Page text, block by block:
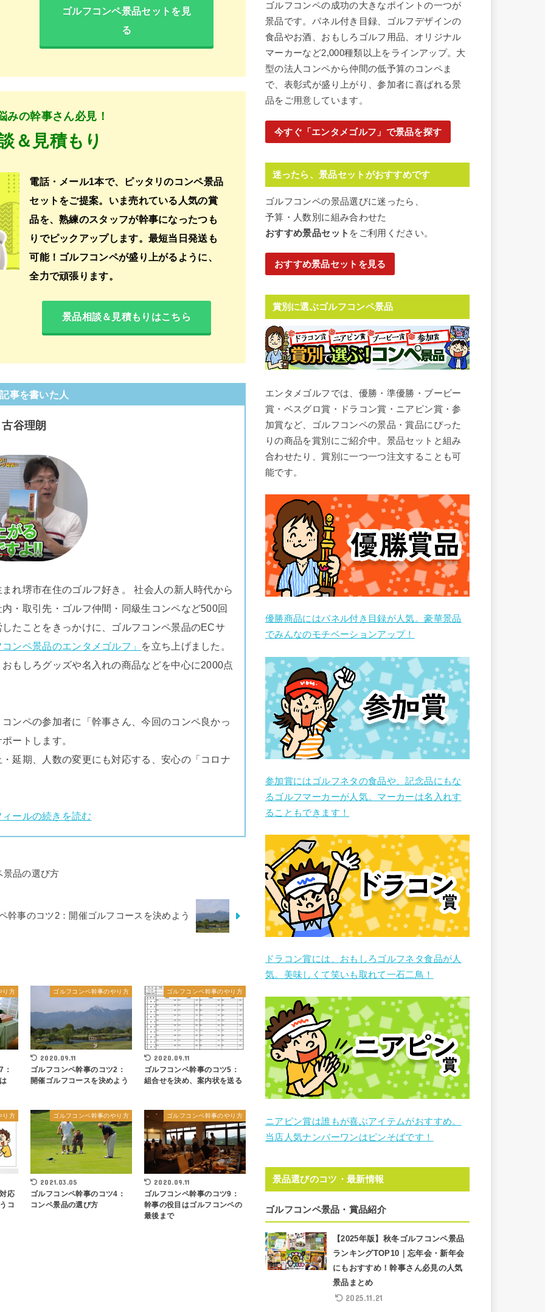
ゴルフコンペ景品セットを見
る
みの幹事さん必見！
＆見積もり
電話・メール1本で、ピッタリのコンペ景品
セットをご提案。いま売れている人気の賞
品を、熟練のスタッフが幹事になったつも
りでピックアップします。最短当日発送も
可能！ゴルフコンペが盛り上がるように、
全力で頑張ります。
景品相談＆見積もりはこちら
事を書いた人
古谷理朗
れ堺市在住のゴルフ好き。 社会人の新人時代から
・取引先・ゴルフ仲間・同級生コンペなど500回
たことをきっかけに、ゴルフコンペ景品のECサ
ンペ景品のエンタメゴルフ」 を立ち上げました。
もしろグッズや名入れの商品などを中心に2000点
ンペの参加者に「幹事さん、今回のコンペ良かっ
ートします。
延期、人数の変更にも対応する、安心の「コロナ
ールの続きを読む
景品の選び方
幹事のコツ2：開催ゴルフコースを決めよう
り方
：
ゴルフコンペ幹事のやり方
2020.09.11
ゴルフコンペ幹事のコツ2：
開催ゴルフコースを決めよう
ゴルフコンペ幹事のやり方
2020.09.11
ゴルフコンペ幹事のコツ5：
組合せを決め、案内状を送る
り方
応
コ
ゴルフコンペ幹事のやり方
2021.03.05
ゴルフコンペ幹事のコツ4：
コンペ景品の選び方
ゴルフコンペ幹事のやり方
2020.09.11
ゴルフコンペ幹事のコツ9：
幹事の役目はゴルフコンペの
最後まで
ゴルフコンペの成功の大きなポイントの一つが
景品です。パネル付き目録、ゴルフデザインの
食品やお酒、おもしろゴルフ用品、オリジナル
マーカーなど2,000種類以上をラインアップ。大
型の法人コンペから仲間の低予算のコンペま
で、表彰式が盛り上がり、参加者に喜ばれる景
品をご用意しています。
今すぐ「エンタメゴルフ」で景品を探す
迷ったら、景品セットがおすすめです
ゴルフコンペの景品選びに迷ったら、
予算・人数別に組み合わせた
おすすめ景品セット をご利用ください。
おすすめ景品セットを見る
賞別に選ぶゴルフコンペ景品
エンタメゴルフでは、優勝・準優勝・ブービー
賞・ベスグロ賞・ドラコン賞・ニアピン賞・参
加賞など、ゴルフコンペの景品・賞品にぴった
りの商品を賞別にご紹介中。景品セットと組み
合わせたり、賞別に一つ一つ注文することも可
能です。
優勝商品にはパネル付き目録が人気。豪華景品
でみんなのモチベーションアップ！
参加賞にはゴルフネタの食品や、記念品にもな
るゴルフマーカーが人気。マーカーは名入れす
ることもできます！
ドラコン賞には、おもしろゴルフネタ食品が人
気。美味しくて笑いも取れて一石二鳥！
ニアピン賞は誰もが喜ぶアイテムがおすすめ。
当店人気ナンバーワンはピンそばです！
景品選びのコツ・最新情報
ゴルフコンペ景品・賞品紹介
【2025年版】秋冬ゴルフコンペ景品
ランキングTOP10｜忘年会・新年会
にもおすすめ！幹事さん必見の人気
景品まとめ
2025.11.21